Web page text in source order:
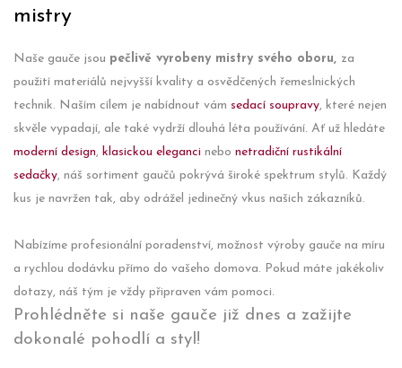
mistry
Naše gauče jsou pečlivě vyrobeny mistry svého oboru, za
použití materiálů nejvyšší kvality a osvědčených řemeslnických
technik. Naším cílem je nabídnout vám sedací soupravy, které nejen
skvěle vypadají, ale také vydrží dlouhá léta používání. Ať už hledáte
moderní design, klasickou eleganci nebo netradiční rustikální
sedačky, náš sortiment gaučů pokrývá široké spektrum stylů. Každý
kus je navržen tak, aby odrážel jedinečný vkus našich zákazníků.
Nabízíme profesionální poradenství, možnost výroby gauče na míru
a rychlou dodávku přímo do vašeho domova. Pokud máte jakékoliv
dotazy, náš tým je vždy připraven vám pomoci.
Prohlédněte si naše gauče již dnes a zažijte
dokonalé pohodlí a styl!